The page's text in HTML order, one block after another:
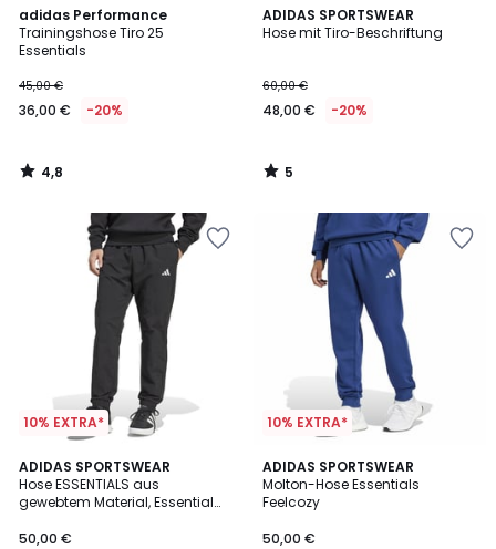
adidas Performance
Trainingshose Tiro 25
Essentials
45,00 €
36,00 € -20%
4,8
/ 5
4,8
/
ADIDAS SPORTSWEAR
Hose mit Tiro-Beschriftung
60,00 €
48,00 € -20%
5
/
5
/
10% EXTRA*
ADIDAS SPORTSWEAR
Hose ESSENTIALS aus
gewebtem Material, Essential
50,00 €
4,8
/ 5
10% EXTRA*
ADIDAS SPORTSWEAR
Molton-Hose Essentials
Feelcozy
50,00 €
5
/
5
2
Farben